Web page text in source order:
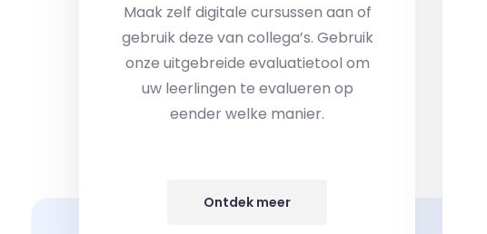
Maak zelf digitale cursussen aan of
gebruik deze van collega’s. Gebruik
onze uitgebreide evaluatietool om
uw leerlingen te evalueren op
eender welke manier.
Ontdek meer